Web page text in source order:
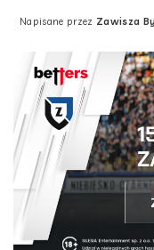
Posted
Napisane przez Zawisza